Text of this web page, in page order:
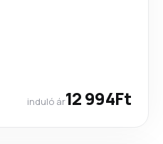
induló ár12 994Ft